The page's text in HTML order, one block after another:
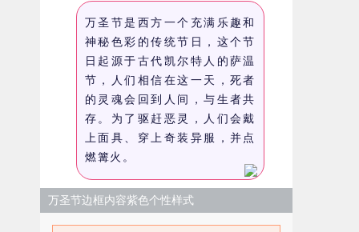
万圣节是西方一个充满乐趣和
神秘色彩的传统节日，这个节
日起源于古代凯尔特人的萨温
节，人们相信在这一天，死者
的灵魂会回到人间，与生者共
存。为了驱赶恶灵，人们会戴
上面具、穿上奇装异服，并点
燃篝火。
万圣节边框内容紫色个性样式